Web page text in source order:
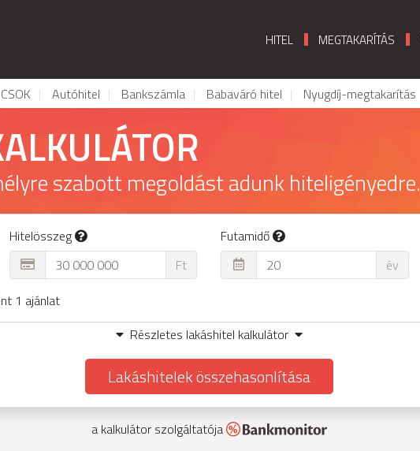
HITEL MEGTAKARÍTÁS
CSOK Autóhitel Bankszámla Babaváró hitel Nyugdíj-megtakarítás
szabott megoldást adunk hiteligényedre.
Hitelösszeg
Ft
Futamidő
év
1 ajánlat
Részletes lakáshitel kalkulátor
Lakáshitelek összehasonlítása
a kalkulátor szolgáltatója